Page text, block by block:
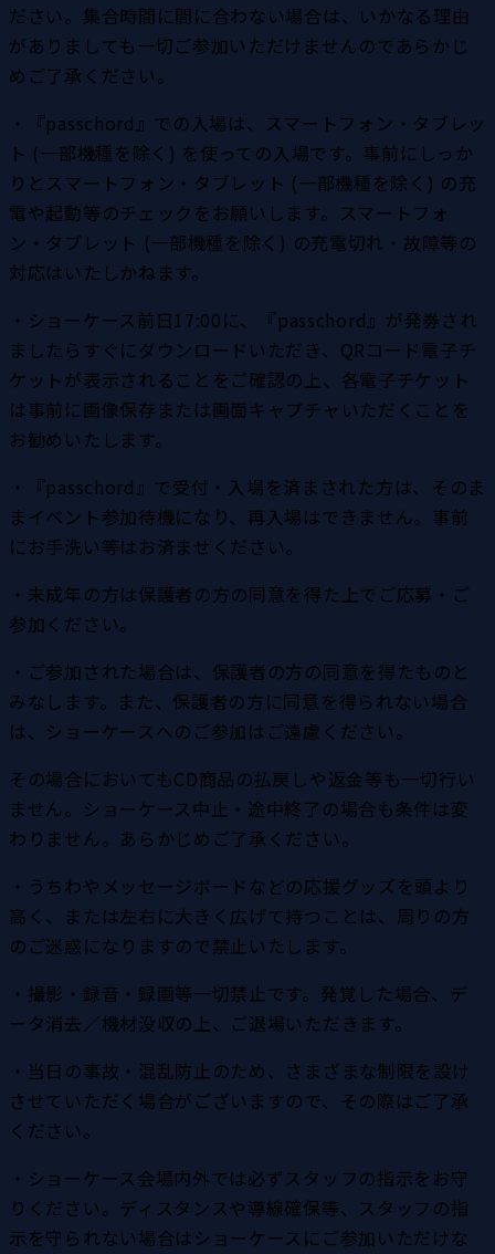
ださい。集合時間に間に合わない場合は、いかなる理由
がありましても一切ご参加いただけませんのであらかじ
めご了承ください。
・『passchord』での入場は、スマートフォン・タブレッ
ト (一部機種を除く) を使っての入場です。事前にしっか
りとスマートフォン・タブレット (一部機種を除く) の充
電や起動等のチェックをお願いします。スマートフォ
ン・タブレット (一部機種を除く) の充電切れ・故障等の
対応はいたしかねます。
・ショーケース前日17:00に、『passchord』が発券され
ましたらすぐにダウンロードいただき、QRコード電子チ
ケットが表示されることをご確認の上、各電子チケット
は事前に画像保存または画面キャプチャいただくことを
お勧めいたします。
・『passchord』で受付・入場を済まされた方は、そのま
まイベント参加待機になり、再入場はできません。事前
にお手洗い等はお済ませください。
・未成年の方は保護者の方の同意を得た上でご応募・ご
参加ください。
・ご参加された場合は、保護者の方の同意を得たものと
みなします。また、保護者の方に同意を得られない場合
は、ショーケースへのご参加はご遠慮ください。
その場合においてもCD商品の払戻しや返金等も一切行い
ません。ショーケース中止・途中終了の場合も条件は変
わりません。あらかじめご了承ください。
・うちわやメッセージボードなどの応援グッズを頭より
高く、または左右に大きく広げて持つことは、周りの方
のご迷惑になりますので禁止いたします。
・撮影・録音・録画等一切禁止です。発覚した場合、デ
ータ消去／機材没収の上、ご退場いただきます。
・当日の事故・混乱防止のため、さまざまな制限を設け
させていただく場合がございますので、その際はご了承
ください。
・ショーケース会場内外では必ずスタッフの指示をお守
りください。ディスタンスや導線確保等、スタッフの指
示を守られない場合はショーケースにご参加いただけな